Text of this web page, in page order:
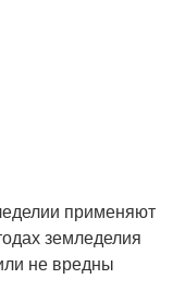
применяют
земледелия
не вредны